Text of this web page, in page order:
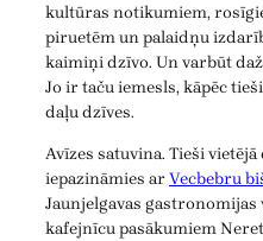
kultūras notikumiem,
piruetēm un palaidņu
kaimiņi dzīvo. Un varbūt
Jo ir taču iemesls, kāpēc
daļu dzīves.
Avīzes satuvina. Tieši
iepazināmies arVecbebru
Jaunjelgavas gastronomijas
kafejnīcu pasākumiem